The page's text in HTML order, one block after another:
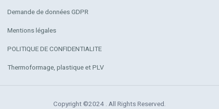
Demande de données GDPR
Mentions légales
POLITIQUE DE CONFIDENTIALITE
Thermoformage, plastique et PLV
Copyright ©2024 . All Rights Reserved.